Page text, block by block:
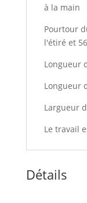
à la main
Pourtour
l'étiré et
Longueur
Longueur
Largueur
Le travail
Détails